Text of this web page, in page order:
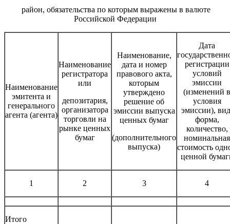
район, обязательства по которым выражены в валюте
Российской Федерации
Наименование
эмитента и
генерального
агента (агента)
Наименование
регистратора
или
депозитария,
организатора
торговли на
рынке ценных
бумаг
Наименование,
дата и номер
правового акта,
которым
утверждено
решение об
эмиссии выпуска
ценных бумаг
(дополнительного
выпуска)
Дата
регистрации
условий
эмиссии
(изменений в
условия
эмиссии),
форма,
количество,
номинальная
стоимость
ценной
1 2 3 4
Итого